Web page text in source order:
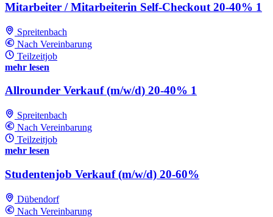
Mitarbeiter / Mitarbeiterin Self-Checkout 20-40% 1
Spreitenbach
Nach Vereinbarung
Teilzeitjob
mehr lesen
Allrounder Verkauf (m/w/d) 20-40% 1
Spreitenbach
Nach Vereinbarung
Teilzeitjob
mehr lesen
Studentenjob Verkauf (m/w/d) 20-60%
Dübendorf
Nach Vereinbarung